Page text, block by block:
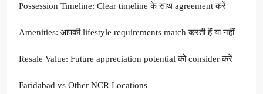
Possession Timeline: Clear timeline के साथ agreement करें
Amenities: आपकी lifestyle requirements match करती हैं या नहीं
Resale Value: Future appreciation potential को consider करें
Faridabad vs Other NCR Locations